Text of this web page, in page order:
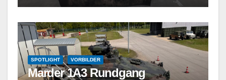
SPOTLIGHT VORBILDER
Marder 1A3 Rundgang